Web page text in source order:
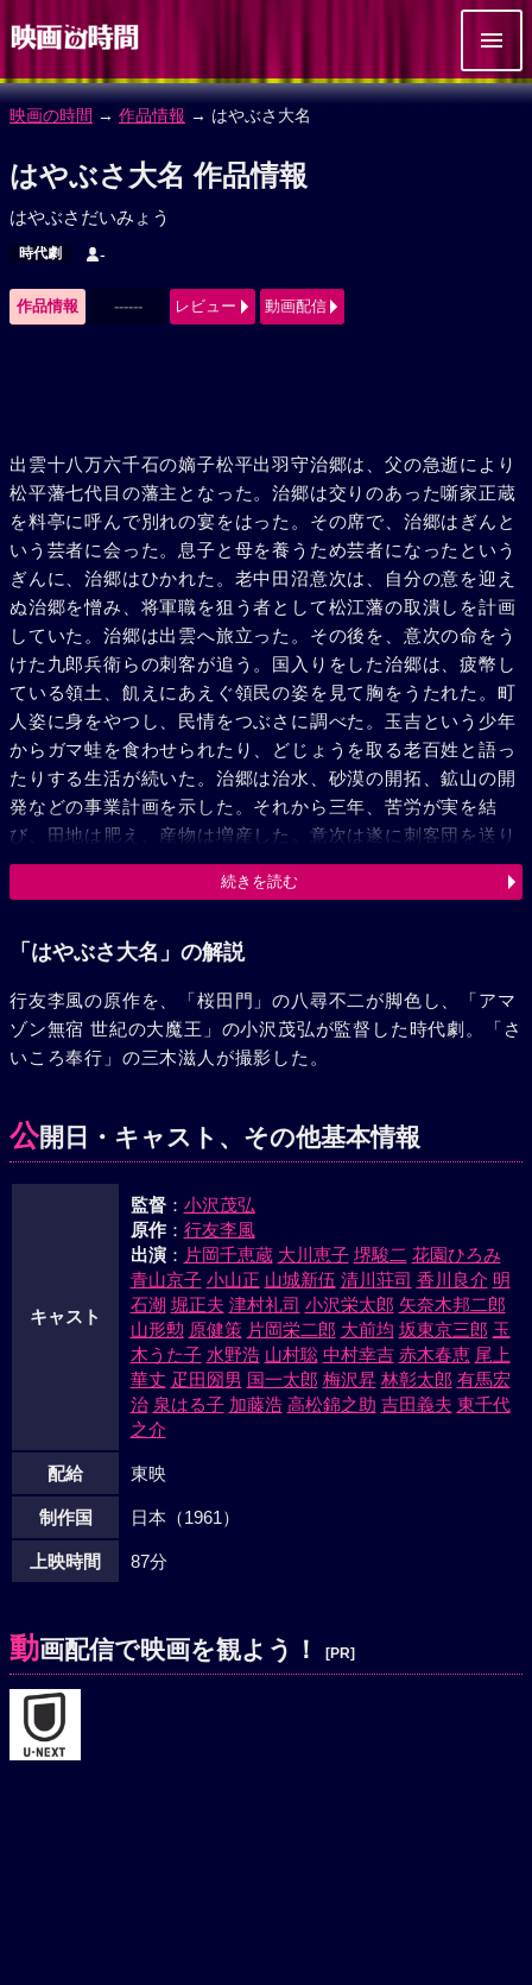
映画の時間 → 作品情報 → はやぶさ大名
はやぶさ大名 作品情報
はやぶさだいみょう
時代劇 -
作品情報 ------ レビュー 動画配信
出雲十八万六千石の嫡子松平出羽守治郷は、父の急逝により
松平藩七代目の藩主となった。治郷は交りのあった噺家正蔵
を料亭に呼んで別れの宴をはった。その席で、治郷はぎんと
いう芸者に会った。息子と母を養うため芸者になったという
ぎんに、治郷はひかれた。老中田沼意次は、自分の意を迎え
ぬ治郷を憎み、将軍職を狙う者として松江藩の取潰しを計画
していた。治郷は出雲へ旅立った。その後を、意次の命をう
けた九郎兵衛らの刺客が追う。国入りをした治郷は、疲幣し
ている領土、飢えにあえぐ領民の姿を見て胸をうたれた。町
人姿に身をやつし、民情をつぶさに調べた。玉吉という少年
からガマ蛙を食わせられたり、どじょうを取る老百姓と語っ
たりする生活が続いた。治郷は治水、砂漠の開拓、鉱山の開
発などの事業計画を示した。それから三年、苦労が実を結
び、田地は肥え、産物は増産した。意次は遂に刺客団を送り
治郷暗殺を図った。治郷はある日玉吉少年に会った。彼の母
はおぎんであった。正蔵も治郷を慕ってやってきた。が、お
に誘われて鎮守の森に来た治郷を刺客たちが襲った。治郷は
惣兵衛に脇差を突き通した。松江藩に突然上使が訪れた。軍
船を建造し謀反の疑いがあるという詰問だった。その船は産
物積出しのため船なのである。治郷はその真意を披瀝した。
郷は、安来節を披露するのだった。
続きを読む
「はやぶさ大名」の解説
行友李風の原作を、「桜田門」の八尋不二が脚色し、「アマ
ゾン無宿 世紀の大魔王」の小沢茂弘が監督した時代劇。「さ
いころ奉行」の三木滋人が撮影した。
公開日・キャスト、その他基本情報
キャスト
監督： 小沢茂弘
原作： 行友李風
出演： 片岡千恵蔵 大川恵子 堺駿二 花園ひろみ
青山京子 小山正 山城新伍 清川荘司 香川良介 明
石潮 堀正夫 津村礼司 小沢栄太郎 矢奈木邦二郎
山形勲 原健策 片岡栄二郎 大前均 坂東京三郎 玉
木うた子 水野浩 山村聡 中村幸吉 赤木春恵 尾上
華丈 疋田圀男 国一太郎 梅沢昇 林彰太郎 有馬宏
治 泉はる子 加藤浩 高松錦之助 吉田義夫 東千代
之介
配給 東映
制作国 日本（1961）
上映時間 87分
動画配信で映画を観よう！ [PR]